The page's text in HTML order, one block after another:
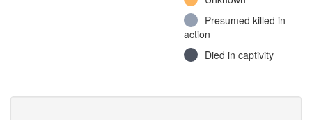
Presumed killed in
action
Died in captivity